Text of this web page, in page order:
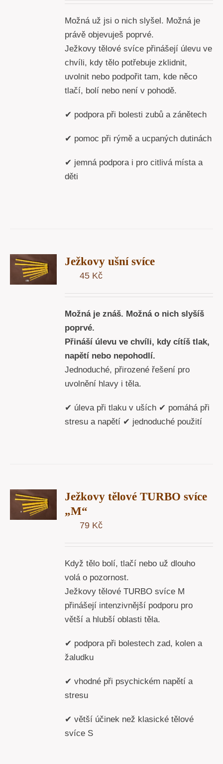
Možná už jsi o nich slyšel. Možná je
právě objevuješ poprvé.
Ježkovy tělové svíce přinášejí úlevu ve
chvíli, kdy tělo potřebuje zklidnit,
uvolnit nebo podpořit tam, kde něco
tlačí, bolí nebo není v pohodě.
✔ podpora při bolesti zubů a zánětech
✔ pomoc při rýmě a ucpaných dutinách
✔ jemná podpora i pro citlivá místa a
děti
Ježkovy ušní svíce
45 Kč
Možná je znáš. Možná o nich slyšíš
poprvé.
Přináší úlevu ve chvíli, kdy cítíš tlak,
napětí nebo nepohodlí.
Jednoduché, přirozené řešení pro
uvolnění hlavy i těla.
✔ úleva při tlaku v uších ✔ pomáhá při
stresu a napětí ✔ jednoduché použití
Ježkovy tělové TURBO svíce
„M“
79 Kč
Když tělo bolí, tlačí nebo už dlouho
volá o pozornost.
Ježkovy tělové TURBO svíce M
přinášejí intenzivnější podporu pro
větší a hlubší oblasti těla.
✔ podpora při bolestech zad, kolen a
žaludku
✔ vhodné při psychickém napětí a
stresu
✔ větší účinek než klasické tělové
svíce S